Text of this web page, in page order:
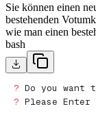
Sie können einen
bestehenden
wie man einen
bash
? Do you want
? Please Enter